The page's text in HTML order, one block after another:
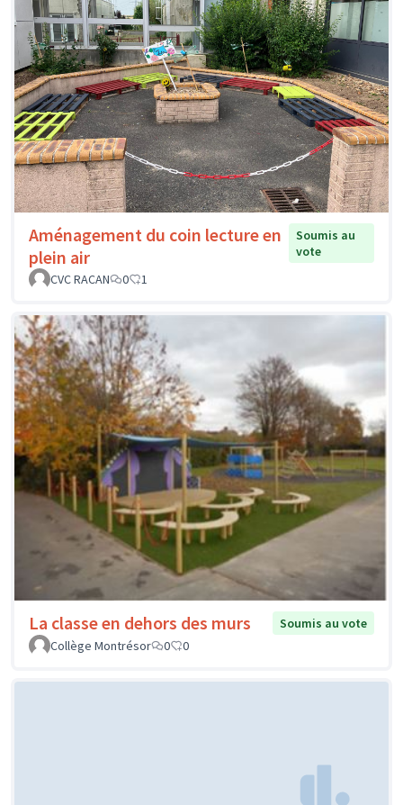
Aménagement du coin lecture en
plein air
Soumis au
vote
CVC RACAN
0 1
La classe en dehors des murs
Soumis au vote
Collège Montrésor
0 0